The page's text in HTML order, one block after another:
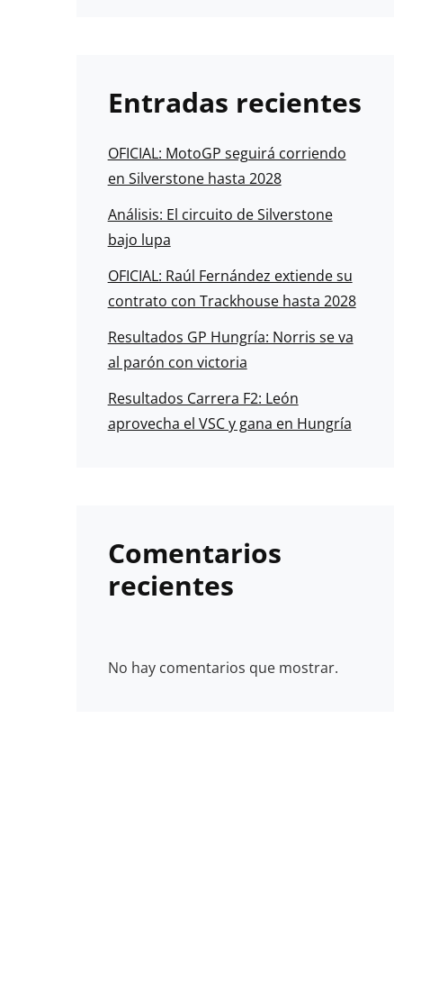
Entradas recientes
OFICIAL: MotoGP seguirá corriendo
en Silverstone hasta 2028
Análisis: El circuito de Silverstone
bajo lupa
OFICIAL: Raúl Fernández extiende su
contrato con Trackhouse hasta 2028
Resultados GP Hungría: Norris se va
al parón con victoria
Resultados Carrera F2: León
aprovecha el VSC y gana en Hungría
Comentarios
recientes
No hay comentarios que mostrar.